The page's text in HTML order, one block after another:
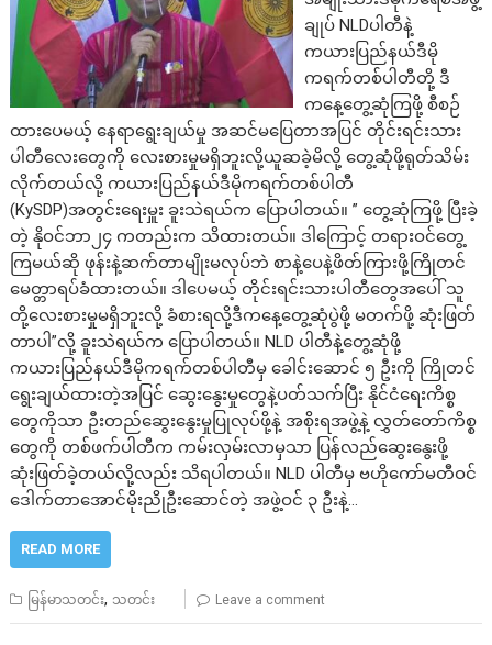
ချုပ် NLDပါတီနဲ့
ကယားပြည်နယ်ဒီမို
ကရက်တစ်ပါတီတို့ ဒီ
ကနေ့တွေ့ဆုံကြဖို့ စီစဉ်
ထားပေမယ့် နေရာရွေးချယ်မှု အဆင်မပြေတာအပြင် တိုင်းရင်းသား
ပါတီ‌လေးတွေကို လေးစားမှုမရှိဘူးလို့ယူဆ‌ခဲ့မိလို့ တွေ့ဆုံဖို့ရုတ်သိမ်း
လိုက်တယ်လို့ ကယားပြည်နယ်ဒီမိုကရက်တစ်ပါတီ
(KySDP)အတွင်းရေးမှူး ခူးသဲရယ်က ပြောပါတယ်။ ” တွေ့ဆုံကြဖို့ ပြီးခဲ့
တဲ့ နိုဝင်ဘာ၂၄ ကတည်းက သိထားတယ်။ ဒါကြောင့် တရားဝင်တွေ့
ကြမယ်ဆို ဖုန်းနဲ့ဆက်တာမျိုးမလုပ်ဘဲ စာနဲ့ပေနဲ့ဖိတ်ကြားဖို့ကြိုတင်
မေတ္တာရပ်ခံထားတယ်။ ဒါပေမယ့် တိုင်းရင်းသားပါတီတွေအပေါ် သူ
တို့လေးစားမှုမရှိဘူးလို့ ခံစားရလို့ဒီကနေ့တွေ့ဆုံပွဲဖို့ မတက်ဖို့ ဆုံးဖြတ်
တာပါ”လို့ ခူးသဲရယ်က ပြောပါတယ်။ NLD ပါတီနဲ့တွေ့ဆုံဖို့
ကယားပြည်နယ်ဒီမိုကရက်တစ်ပါတီမှ ခေါင်းဆောင် ၅ ဦးကို ကြိုတင်
ရွေး‌ချယ်ထားတဲ့အပြင် ‌ဆွေးနွေးမှုတွေနဲ့ပတ်သက်ပြီး နိုင်ငံရေးကိစ္စ
တွေကိုသာ ဦးတည်‌ဆွေးနွေးမှုပြုလုပ်ဖို့နဲ့ အစိုးရအဖွဲ့နဲ့ လွှတ်တော်ကိစ္စ
တွေကို တစ်ဖက်ပါတီက ကမ်းလှမ်းလာမှသာ ပြန်လည်ဆွေးနွေးဖို့
ဆုံးဖြတ်ခဲ့တယ်လို့လည်း သိရပါတယ်။ NLD ပါတီမှ ဗဟိုကော်မတီဝင်
ဒေါက်တာအောင်မိုးညိုဦးဆောင်တဲ့ အဖွဲ့ဝင် ၃ ဦးနဲ့…
READ MORE
မြန်မာသတင်း, သတင်း Leave a comment